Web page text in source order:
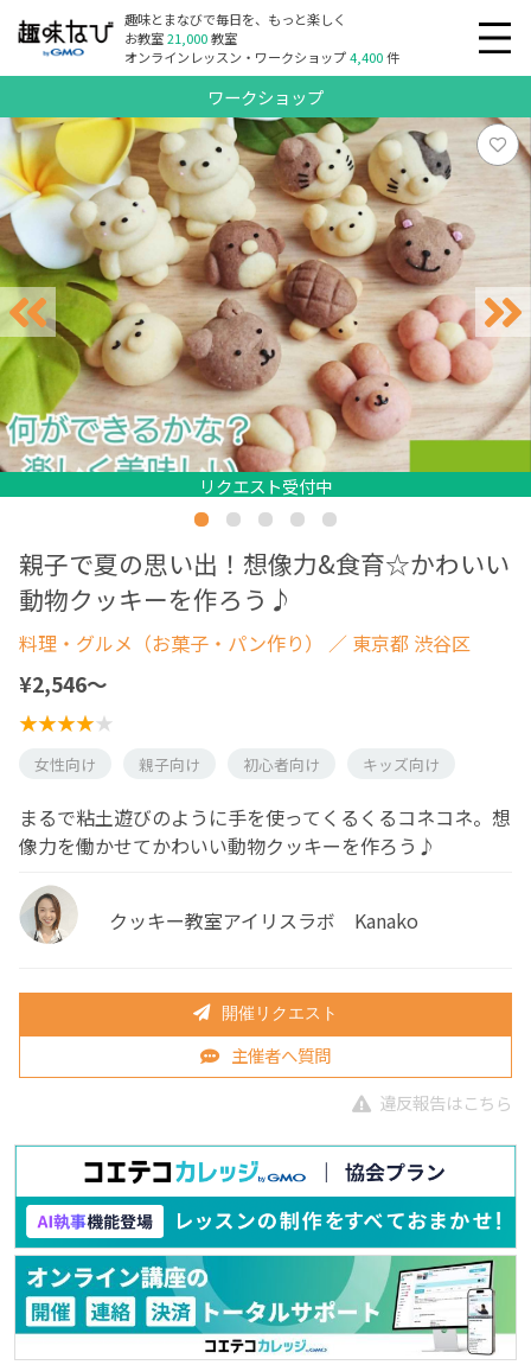
趣味とまなびで毎日を、もっと楽しく
お教室21,000教室
オンラインレッスン・ワークショップ4,400件
ワークショップ
リクエスト受付中
リクエスト受付中
リクエスト受付中
リクエスト受付中
リクエスト受付中
リクエスト受付中
親子で夏の思い出！想像力&食育☆かわいい
動物クッキーを作ろう♪
料理・グルメ（お菓子・パン作り） ／ 東京都 渋谷区
¥2,546〜
女性向け 親子向け 初心者向け キッズ向け
まるで粘土遊びのように手を使ってくるくるコネコネ。想
像力を働かせてかわいい動物クッキーを作ろう♪
クッキー教室アイリスラボ Kanako
開催リクエスト
主催者へ質問
違反報告はこちら